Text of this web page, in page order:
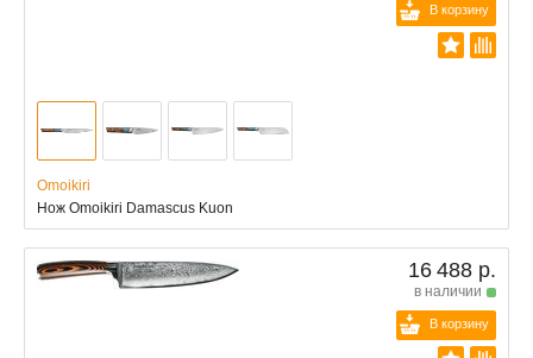
В корзину
Omoikiri
Нож Omoikiri Damascus Kuon
16 488 р.
в наличии
В корзину